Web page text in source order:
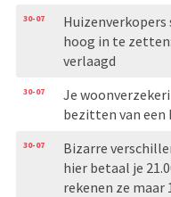
30-07
hoog in te
verlaagd
30-07
Je
bezitten van een
30-07
Bizarre
hier betaal je
rekenen ze maar